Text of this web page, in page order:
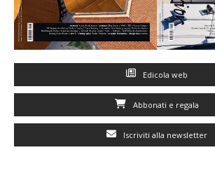
Edicola web
Abbonati e regala
Iscriviti alla newsletter